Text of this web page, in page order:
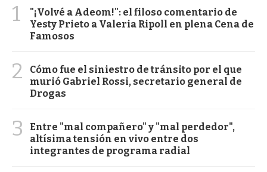
1
"¡Volvé a Adeom!": el filoso comentario de
Yesty Prieto a Valeria Ripoll en plena Cena de
Famosos
2
Cómo fue el siniestro de tránsito por el que
murió Gabriel Rossi, secretario general de
Drogas
3
Entre "mal compañero" y "mal perdedor",
altísima tensión en vivo entre dos
integrantes de programa radial